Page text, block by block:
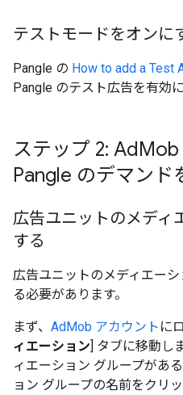
テストモードをオンに
Pangle の How to add a Test
Pangle のテスト広告を有効に
ステップ 2: AdMob
Pangle のデマンド
広告ユニットのメディ
する
広告ユニットのメディエー
る必要があります。
まず、 AdMob アカウント に
ィエーション] タブに移動し
ィエーション グループがあ
ョン グループの名前をクリ